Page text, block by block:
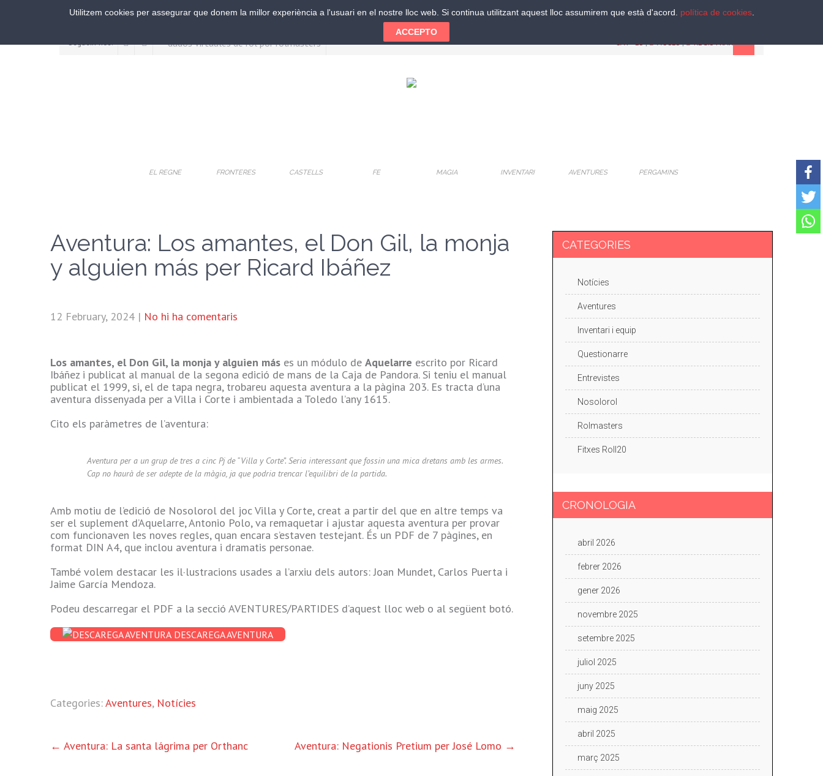
Segueix-nos: CAT-ES| ACCES| REGISTRAR
EL REGNE FRONTERES CASTELLS FE MAGIA INVENTARI AVENTURES PERGAMINS
Aventura: Los amantes, el Don Gil, la monja
y alguien más per Ricard Ibáñez
12 February, 2024 | No hi ha comentaris
Los amantes, el Don Gil, la monja y alguien más es un módulo de Aquelarre escrito por Ricard
Ibáñez i publicat al manual de la segona edició de mans de la Caja de Pandora. Si teniu el manual
publicat el 1999, si, el de tapa negra, trobareu aquesta aventura a la pàgina 203. Es tracta d’una
aventura dissenyada per a Villa i Corte i ambientada a Toledo l’any 1615.
Cito els paràmetres de l’aventura:
Aventura per a un grup de tres a cinc Pj de “Villa y Corte”. Seria interessant que fossin una mica dretans amb les armes.
Cap no haurà de ser adepte de la màgia, ja que podria trencar l’equilibri de la partida.
Amb motiu de l’edició de Nosolorol del joc Villa y Corte, creat a partir del que en altre temps va
ser el suplement d’Aquelarre, Antonio Polo, va remaquetar i ajustar aquesta aventura per provar
com funcionaven les noves regles, quan encara s’estaven testejant. És un PDF de 7 pàgines, en
format DIN A4, que inclou aventura i dramatis personae.
També volem destacar les il·lustracions usades a l’arxiu dels autors: Joan Mundet, Carlos Puerta i
Jaime García Mendoza.
Podeu descarregar el PDF a la secció AVENTURES/PARTIDES d’aquest lloc web o al següent botó.
DESCAREGA AVENTURA
Categories:Aventures, Notícies
ALTRES
← Aventura: La santa lágrima per Orthanc Aventura: Negationis Pretium per José Lomo →
CATEGORIES
Notícies
Aventures
Inventari i equip
Questionarre
Entrevistes
Nosolorol
Rolmasters
Fitxes Roll20
CRONOLOGIA
abril 2026
febrer 2026
gener 2026
novembre 2025
setembre 2025
juliol 2025
juny 2025
maig 2025
abril 2025
març 2025
Utilitzem cookies per assegurar que donem la millor experiència a l'usuari en el nostre lloc web. Si continua utilitzant aquest lloc assumirem que està d'acord. política de cookies.
ACCEPTO